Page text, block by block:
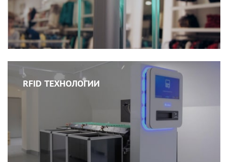
RFID ТЕХНОЛОГИИ